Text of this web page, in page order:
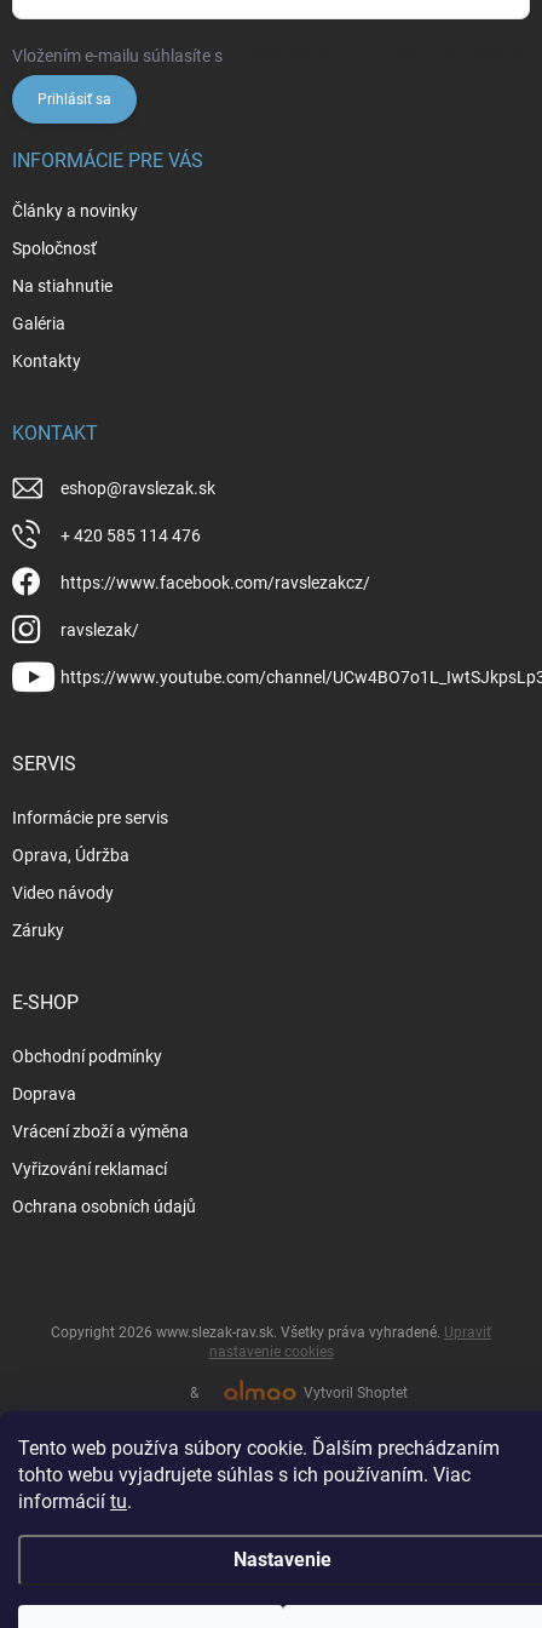
Tento web používa súbory cookie. Ďalším prechádzaním
tohto webu vyjadrujete súhlas s ich používaním. Viac
informácií tu.
Nastavenie
Vložením e-mailu súhlasíte s
Prihlásiť sa
INFORMÁCIE PRE VÁS
Články a novinky
Spoločnosť
Na stiahnutie
Galéria
Kontakty
KONTAKT
eshop@ravslezak.sk
+ 420 585 114 476
https://www.facebook.com/ravslezakcz/
ravslezak/
https://www.youtube.com/channel/
SERVIS
Informácie pre servis
Oprava, Údržba
Video návody
Záruky
E-SHOP
Obchodní podmínky
Doprava
Vrácení zboží a výměna
Vyřizování reklamací
Ochrana osobních údajů
& Vytvoril Shoptet
Copyright 2026 www.slezak-rav.sk. Všetky práva vyhradené. Upraviť
nastavenie cookies